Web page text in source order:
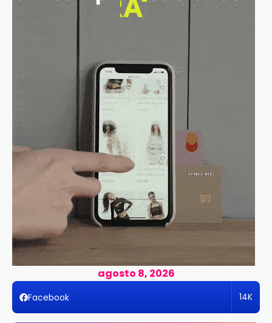
agosto 8, 2026
Facebook 14K